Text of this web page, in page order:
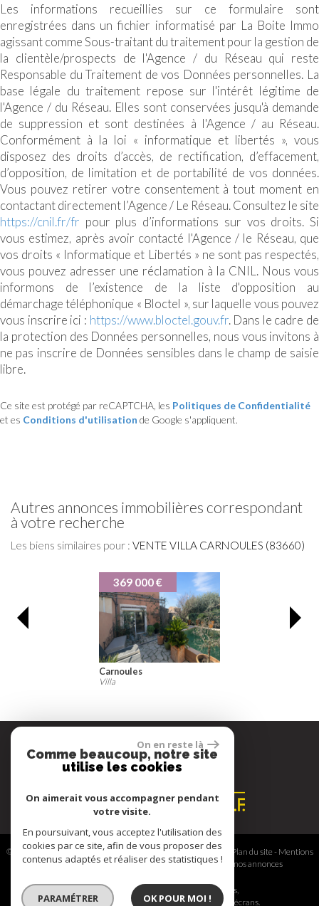
Les informations recueillies sur ce formulaire sont
enregistrées dans un fichier informatisé par La Boite Immo
agissant comme Sous-traitant du traitement pour la gestion de
la clientèle/prospects de l'Agence / du Réseau qui reste
Responsable du Traitement de vos Données personnelles. La
base légale du traitement repose sur l'intérêt légitime de
l'Agence / du Réseau. Elles sont conservées jusqu'à demande
de suppression et sont destinées à l'Agence / au Réseau.
Conformément à la loi « informatique et libertés », vous
disposez des droits d’accès, de rectification, d’effacement,
d’opposition, de limitation et de portabilité de vos données.
Vous pouvez retirer votre consentement à tout moment en
contactant directement l’Agence / Le Réseau. Consultez le site
https://cnil.fr/fr pour plus d’informations sur vos droits. Si
vous estimez, après avoir contacté l'Agence / le Réseau, que
vos droits « Informatique et Libertés » ne sont pas respectés,
vous pouvez adresser une réclamation à la CNIL. Nous vous
informons de l’existence de la liste d'opposition au
démarchage téléphonique « Bloctel », sur laquelle vous pouvez
vous inscrire ici : https://www.bloctel.gouv.fr. Dans le cadre de
la protection des Données personnelles, nous vous invitons à
ne pas inscrire de Données sensibles dans le champ de saisie
libre.
Ce site est protégé par reCAPTCHA, les Politiques de Confidentialité
et es Conditions d'utilisation de Google s'appliquent.
autres annonces immobilières correspondant
à votre recherche
Les biens similaires pour : VENTE VILLA CARNOULES (83660)
369 000 €
Carnoules
Villa
Espace propriétaire
© 2026 | Tous droits réservés | Traduction powered by Google - Plan du site - Mentions
légales-Nos honoraires-Partenaires-Admin-Toutes nos annonces
Site internet compatible multi-supports,
un seul site adaptable à tous les types d'écrans.
On en reste là
Comme beaucoup, notre site
utilise les cookies
On aimerait vous accompagner pendant
votre visite.
En poursuivant, vous acceptez l'utilisation des
cookies par ce site, afin de vous proposer des
contenus adaptés et réaliser des statistiques !
PARAMÉTRER OK POUR MOI !